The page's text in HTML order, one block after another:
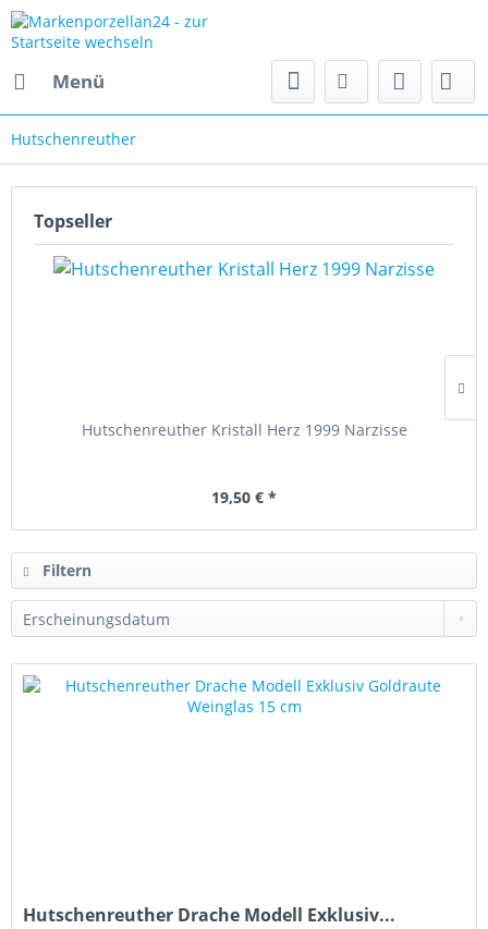
Menü
Hutschenreuther
Topseller
Hutschenreuther Kristall Herz 1999 Narzisse
19,50 € *
Filtern
Hutschenreuther Drache Modell Exklusiv...